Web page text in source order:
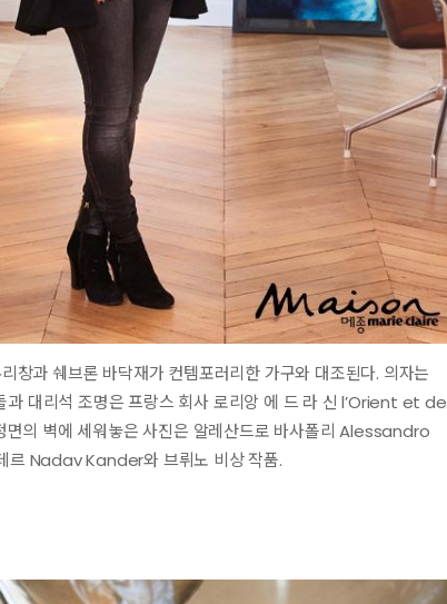
창과 쉐브론 바닥재가 컨템포러리한 가구와 대조된다. 의자는
대리석 조명은 프랑스 회사 로리앙 에 드 라 신 l’Orient et de
의 벽에 세워놓은 사진은 알레산드로 바사폴리 Alessandro
르 Nadav Kander와 브뤼노 비상 작품.